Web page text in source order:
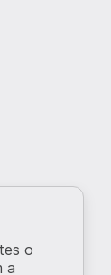
o
a